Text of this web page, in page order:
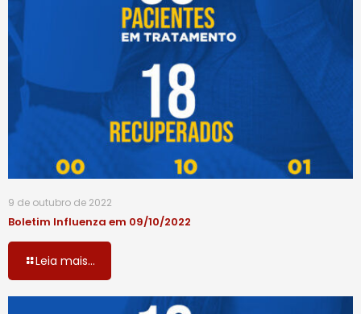
9 de outubro de 2022
Boletim Influenza em 09/10/2022
Leia mais...